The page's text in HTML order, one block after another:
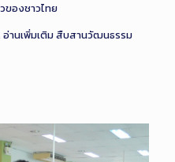
องชาวไทย
อ่านเพิ่มเติมสืบสานวัฒนธรรม